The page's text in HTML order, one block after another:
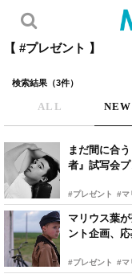
【 #プレゼント 】
検索結果（3件）
ALL
まだ間に合
者』試写会
#プレゼント #マ
マリウス葉
ント企画、
#プレゼント #マ